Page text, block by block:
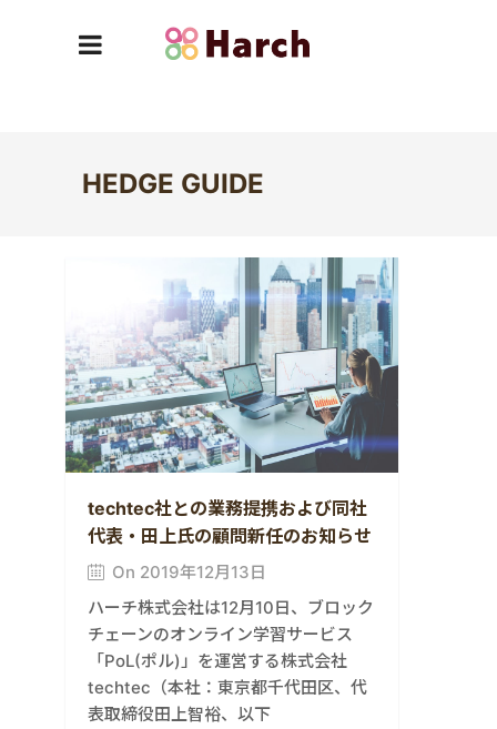
HEDGE GUIDE
techtec社との業務提携および同社
代表・田上氏の顧問新任のお知らせ
On 2019年12月13日
ハーチ株式会社は12月10日、ブロック
チェーンのオンライン学習サービス
「PoL(ポル)」を運営する株式会社
techtec（本社：東京都千代田区、代
表取締役田上智裕、以下